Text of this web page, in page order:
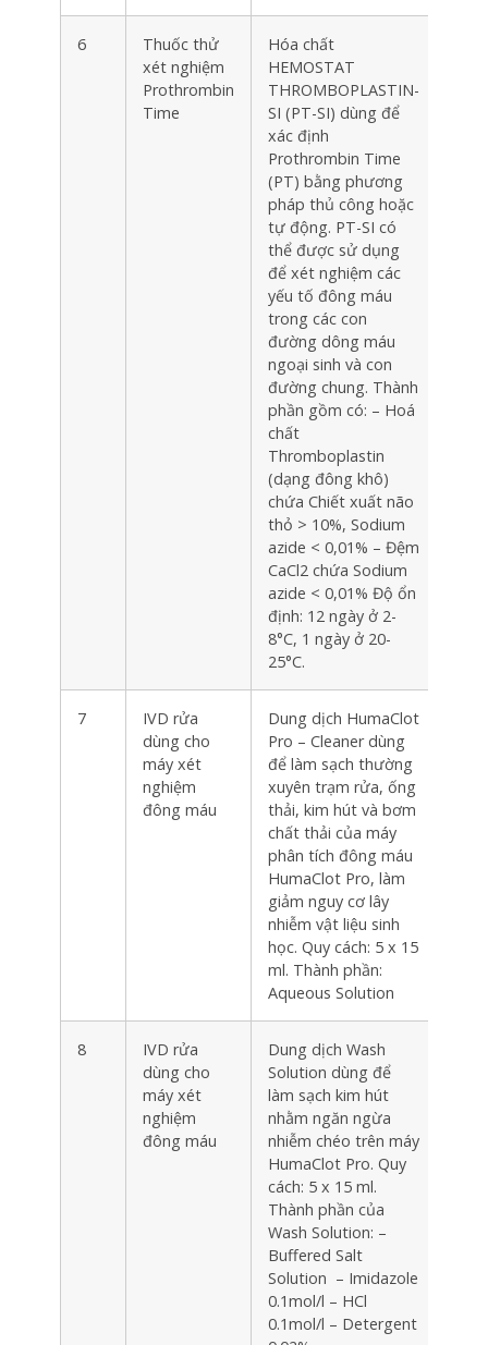
6
Thuốc thử
xét nghiệm
Prothrombin
Time
Hóa chất
HEMOSTAT
THROMBOPLASTIN-
SI (PT-SI) dùng để
xác định
Prothrombin Time
(PT) bằng phương
pháp thủ công hoặc
tự động. PT-SI có
thể được sử dụng
để xét nghiệm các
yếu tố đông máu
trong các con
đường dông máu
ngoại sinh và con
đường chung. Thành
phần gồm có: – Hoá
chất
Thromboplastin
(dạng đông khô)
chứa Chiết xuất não
thỏ > 10%, Sodium
azide < 0,01% – Đệm
CaCl2 chứa Sodium
azide < 0,01% Độ ổn
định: 12 ngày ở 2-
8°C, 1 ngày ở 20-
25°C.
7
IVD rửa
dùng cho
máy xét
nghiệm
đông máu
Dung dịch HumaClot
Pro – Cleaner dùng
để làm sạch thường
xuyên trạm rửa, ống
thải, kim hút và bơm
chất thải của máy
phân tích đông máu
HumaClot Pro, làm
giảm nguy cơ lây
nhiễm vật liệu sinh
học. Quy cách: 5 x 15
ml. Thành phần:
Aqueous Solution
8
IVD rửa
dùng cho
máy xét
nghiệm
đông máu
Dung dịch Wash
Solution dùng để
làm sạch kim hút
nhằm ngăn ngừa
nhiễm chéo trên máy
HumaClot Pro. Quy
cách: 5 x 15 ml.
Thành phần của
Wash Solution: –
Buffered Salt
Solution – Imidazole
0.1mol/l – HCl
0.1mol/l – Detergent